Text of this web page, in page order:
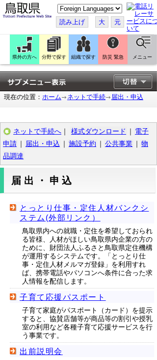
こ
の
ペ
ー
ジ
翻
訳
す
る
読み上げ 大 元
県外の方へ 分野で探す 組織で探す 防災 緊急 メニュー
現在の位置： ホーム ネットで手続 届出・申込
ネットで手続へ ｜ 様式ダウンロード ｜ 電子
申請 ｜ 届出・申込 ｜ 施設予約 ｜ 公共事業 ｜ 物
品調達
届出・申込
とっとり仕事・定住人材バンクシ
ステム(外部リンク）
鳥取県内への就職・定住を希望しておられ
る皆様、人材がほしい鳥取県内企業の方の
ために、財団法人ふるさと鳥取県定住機構
が運用するシステムです。「とっとり仕
事・定住人材メルマガ登録」を利用すれ
ば、携帯電話やパソコンへ条件に合った求
人情報を配信します。
子育て応援パスポート
子育て家庭がパスポート（カード）を提示
すると、協賛店舗等が商品等の割引や授乳
室の利用など各種子育て応援サービスを行
う事業です。
出前説明会